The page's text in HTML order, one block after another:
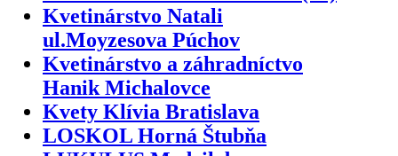
Kvetinárstvo Natali
ul.Moyzesova Púchov
Kvetinárstvo a záhradníctvo
Hanik Michalovce
Kvety Klívia Bratislava
LOSKOL Horná Štubňa